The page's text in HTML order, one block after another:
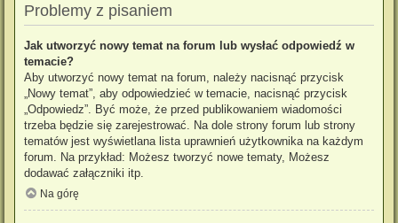
Problemy z pisaniem
Jak utworzyć nowy temat na forum lub wysłać odpowiedź w
temacie?
Aby utworzyć nowy temat na forum, należy nacisnąć przycisk
„Nowy temat”, aby odpowiedzieć w temacie, nacisnąć przycisk
„Odpowiedz”. Być może, że przed publikowaniem wiadomości
trzeba będzie się zarejestrować. Na dole strony forum lub strony
tematów jest wyświetlana lista uprawnień użytkownika na każdym
forum. Na przykład: Możesz tworzyć nowe tematy, Możesz
dodawać załączniki itp.
Na górę